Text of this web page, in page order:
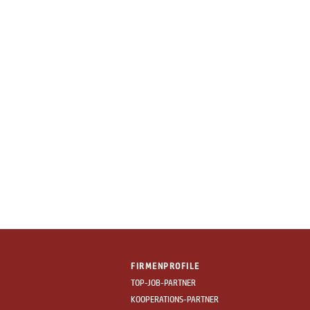
FIRMENPROFILE
TOP-JOB-PARTNER
KOOPERATIONS-PARTNER